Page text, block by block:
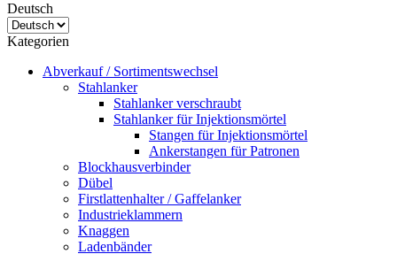
Deutsch
Kategorien
Abverkauf / Sortimentswechsel
Stahlanker
Stahlanker verschraubt
Stahlanker für Injektionsmörtel
Stangen für Injektionsmörtel
Ankerstangen für Patronen
Blockhausverbinder
Dübel
Firstlattenhalter / Gaffelanker
Industrieklammern
Knaggen
Ladenbänder